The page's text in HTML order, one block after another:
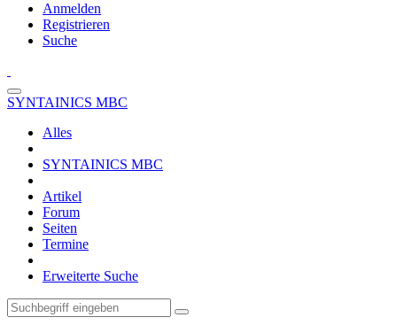
Anmelden
Registrieren
Suche
SYNTAINICS MBC
Alles
SYNTAINICS MBC
Artikel
Forum
Seiten
Termine
Erweiterte Suche